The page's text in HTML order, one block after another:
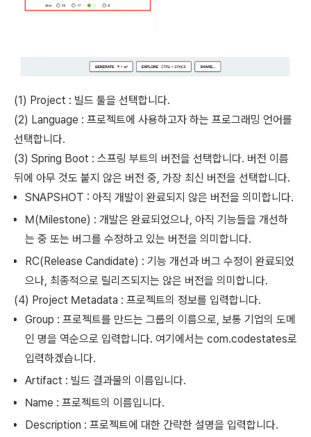
(1) Project : 빌드 툴을 선택합니다.
(2) Language : 프로젝트에 사용하고자 하는 프로그래밍 언어를
선택합니다.
(3) Spring Boot : 스프링 부트의 버전을 선택합니다. 버전 이름
뒤에 아무 것도 붙지 않은 버전 중, 가장 최신 버전을 선택합니다.
SNAPSHOT : 아직 개발이 완료되지 않은 버전을 의미합니다.
M(Milestone) : 개발은 완료되었으나, 아직 기능들을 개선하
는 중 또는 버그를 수정하고 있는 버전을 의미합니다.
RC(Release Candidate) : 기능 개선과 버그 수정이 완료되었
으나, 최종적으로 릴리즈되지는 않은 버전을 의미합니다.
(4) Project Metadata : 프로젝트의 정보를 입력합니다.
Group : 프로젝트를 만드는 그룹의 이름으로, 보통 기업의 도메
인 명을 역순으로 입력합니다. 여기에서는 com.codestates로
입력하겠습니다.
Artifact : 빌드 결과물의 이름입니다.
Name : 프로젝트의 이름입니다.
Description : 프로젝트에 대한 간략한 설명을 입력합니다.